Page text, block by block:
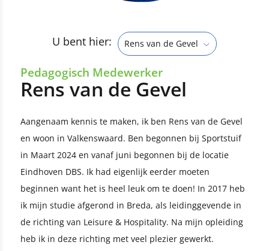
U bent hier: Rens van de Gevel
Pedagogisch Medewerker
Rens van de Gevel
Aangenaam kennis te maken, ik ben Rens van de Gevel
en woon in Valkenswaard. Ben begonnen bij Sportstuif
in Maart 2024 en vanaf juni begonnen bij de locatie
Eindhoven DBS. Ik had eigenlijk eerder moeten
beginnen want het is heel leuk om te doen! In 2017 heb
ik mijn studie afgerond in Breda, als leidinggevende in
de richting van Leisure & Hospitality. Na mijn opleiding
heb ik in deze richting met veel plezier gewerkt.